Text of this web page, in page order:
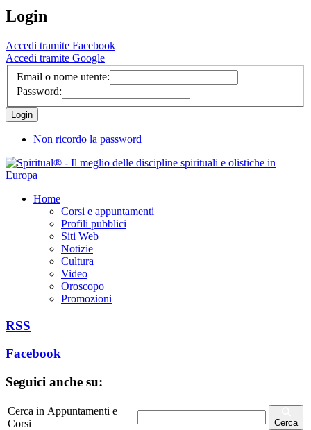
Login
Accedi tramite Facebook
Accedi tramite Google
Email o nome utente:
Password:
Non ricordo la password
Home
Corsi e appuntamenti
Profili pubblici
Siti Web
Notizie
Cultura
Video
Oroscopo
Promozioni
RSS
Facebook
Seguici anche su:
Cerca in Appuntamenti e
Corsi
Cerca